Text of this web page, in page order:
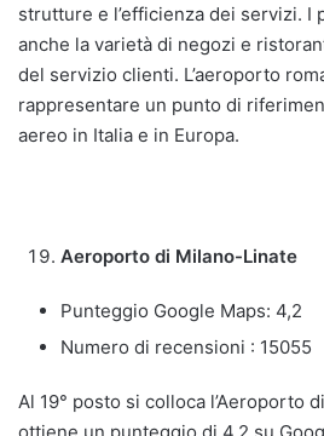
strutture e l’efficienza dei servizi. I
anche la varietà di negozi e
del servizio clienti. L’aeroporto
rappresentare un punto di
aereo in Italia e in Europa.
Aeroporto di Milano-Linate
Punteggio Google Maps: 4,2
Numero di recensioni : 15055
Al 19° posto si colloca l’Aeroporto